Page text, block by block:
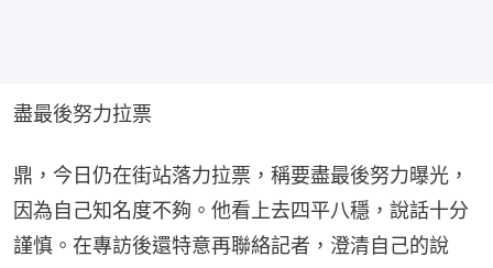
盡最後努力拉票
鼎，今日仍在街站落力拉票，稱要盡最後努力曝光，
因為自己知名度不夠。他看上去四平八穩，說話十分
謹慎。在專訪後還特意再聯絡記者，澄清自己的說